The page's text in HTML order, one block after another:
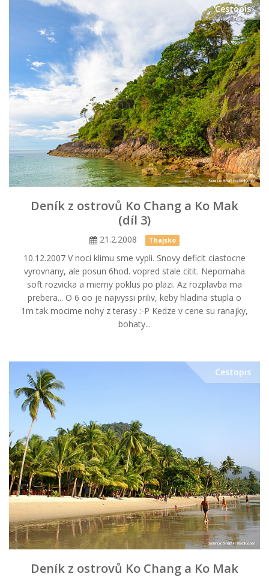
Cestopis
Deník z ostrovů Ko Chang a Ko Mak
(díl 3)
21.2.2008 Thajsko
10.12.2007 V noci klimu sme vypli. Snovy deficit ciastocne
vyrovnany, ale posun 6hod. vopred stale citit. Nepomaha
soft rozvicka a mierny poklus po plazi. Az rozplavba ma
prebera... O 6 oo je najvyssi priliv, keby hladina stupla o
1m tak mocime nohy z terasy :-P Kedze v cene su ranajky,
bohaty...
Cestopis
Deník z ostrovů Ko Chang a Ko Mak